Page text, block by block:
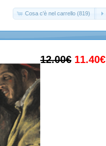
Cosa c'è nel carrello (819)
12.00€ 11.40€